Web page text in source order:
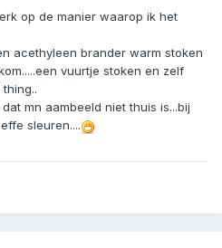
op de manier waarop ik het
acethyleen brander warm stoken
vuurtje stoken en zelf
mn aambeeld niet thuis is...bij
sleuren....